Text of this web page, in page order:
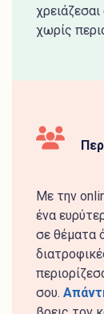
χωρίς
Με την
ένα
σε θέματα
σου.